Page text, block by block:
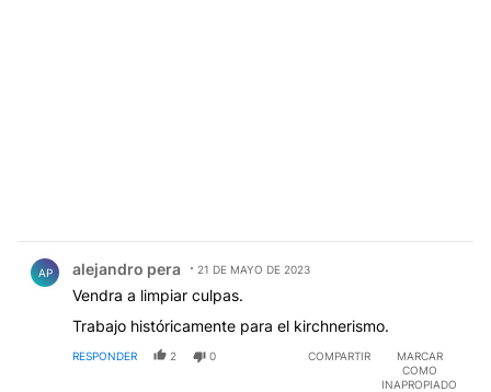
AP alejandro pera 21 DE MAYO DE 2023
Vendra a limpiar culpas.
Trabajo históricamente para el kirchnerismo.
RESPONDER 2 0 COMPARTIR
MARCAR
COMO
INAPROPIADO